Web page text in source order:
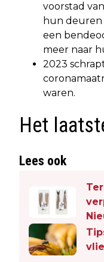
voorstad
hun deuren
een
meer naar
2023
waren.
Het
Lees ook